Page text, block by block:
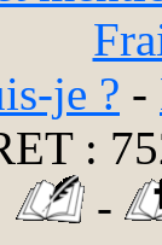
je ? -
:
-